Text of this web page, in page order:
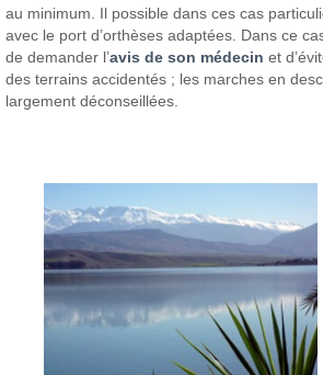
au minimum. Il possible dans ces cas
avec le port d’orthèses adaptées. Dans ce
de demander l’avis de son médecin et
des terrains accidentés ; les marches en
largement déconseillées.